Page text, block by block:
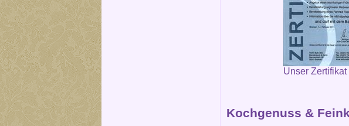
Unser Zertifikat
Kochgenuss &